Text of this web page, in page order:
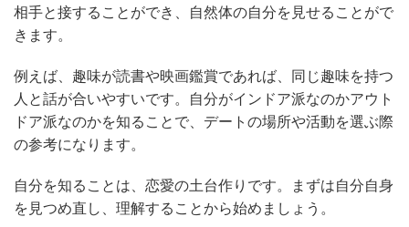
相手と接することができ、自然体の自分を見せることがで
きます。
例えば、趣味が読書や映画鑑賞であれば、同じ趣味を持つ
人と話が合いやすいです。自分がインドア派なのかアウト
ドア派なのかを知ることで、デートの場所や活動を選ぶ際
の参考になります。
自分を知ることは、恋愛の土台作りです。まずは自分自身
を見つめ直し、理解することから始めましょう。